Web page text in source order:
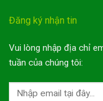
Đăng ký nhận tin
Vui lòng nhập địa chỉ
tuần của chúng tôi: